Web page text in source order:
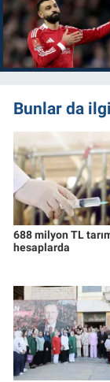
Bunlar da
688 milyon TL
hesaplarda